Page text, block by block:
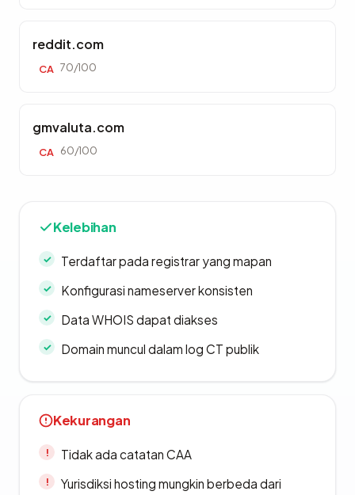
reddit.com
CA 70/100
gmvaluta.com
CA 60/100
Kelebihan
Terdaftar pada registrar yang mapan
Konfigurasi nameserver konsisten
Data WHOIS dapat diakses
Domain muncul dalam log CT publik
Kekurangan
Tidak ada catatan CAA
Yurisdiksi hosting mungkin berbeda dari